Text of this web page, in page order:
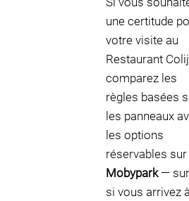
une certitude
votre visite au
Restaurant
comparez les
règles basées
les panneaux
les options
réservables sur
Mobypark—
si vous arrivez à